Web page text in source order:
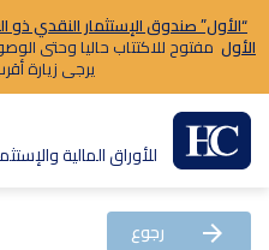
“الأول” صندوق الإستثمار النقدي ذو
الأول مفتوح للاكتتاب حاليا وحتى
يرجى زيارة أقرب
للأوراق المالية
arrow_back رجوع